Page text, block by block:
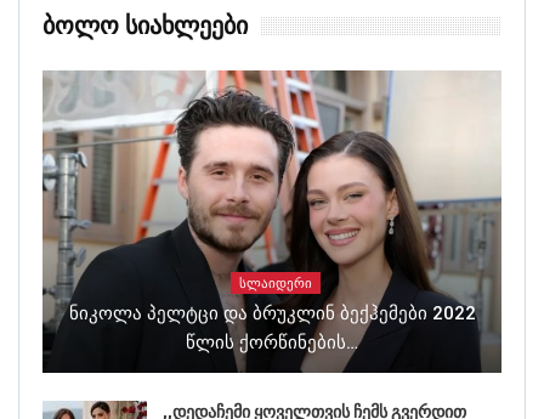
Ბოლო Სიახლეები
ᲡᲚᲐᲘᲓᲔᲠᲘ
Ნიკოლა Პელტცი Და Ბრუკლინ Ბექჰემები 2022
Წლის Ქორწინების…
,,დედაჩემი ყოველთვის ჩემს გვერდით